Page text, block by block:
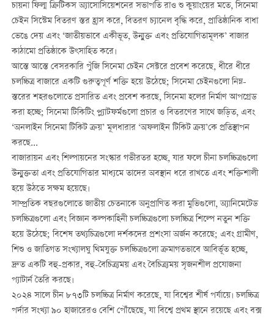
চায়না ফিল্ম ক্রিটিকস অ্যাসোসিয়েশনের সভাপতি রাও শু কুয়াংয়ের মতে, সিনেমা
চেইন সিস্টেম বিতরণ স্তর হ্রাস করে, বিতরণ চ্যানেল বৃদ্ধি করে, প্রাতিষ্ঠানিক বাধা
ভেঙে দেয় এবং ‘জাতীয়ভাবে একীভূত, উন্মুক্ত এবং প্রতিযোগিতামূলক’ বাজার
কাঠামো প্রতিষ্ঠাকে উৎসাহিত করে।
আস্তে আস্তে বেসরকারি পুঁজি সিনেমা চেইন সেক্টরে প্রবেশ করেছে, ধীরে ধীরে
চলচ্চিত্র বাজারে একটি গুরুত্বপূর্ণ শক্তি হয়ে উঠেছে; সিনেমা চেইনগুলো নিম্ন-
স্তরের শহরগুলোতে প্রসারিত এবং প্রবেশ করছে, সিনেমা হলের নির্মাণ আপগ্রেড
করা হচ্ছে; সিনেমা টিকিটিং প্ল্যাটফর্মগুলো প্রচার ও বিতরণের সাথে জড়িত, এবং
‘অনলাইন সিনেমা টিকিট ক্রয়’ মূলধারার ‘অফলাইন টিকিট ক্রয়’কে প্রতিস্থাপন
করছে...
বাজারায়ন এবং শিল্পায়নের সংস্কার গভীরতর হচ্ছে, যার ফলে চীনা চলচ্চিত্রগুলো
উন্মুক্ততা এবং প্রতিযোগিতার মাধ্যমে তাদের অবস্থান ধরে রাখতে এবং শক্তিশালী
হয়ে উঠতে সক্ষম হয়েছে।
সাম্প্রতিক বছরগুলোতে জাতীয় চেতনাকে অনুপ্রাণিত করা মুভিগুলো, অ্যানিমেটেড
চলচ্চিত্রগুলো এবং বিজ্ঞান কল্পকাহিনী চলচ্চিত্রগুলো চলচ্চিত্র শিল্পে নতুন শক্তি
হয়ে উঠেছে; বিশেষ তথ্যচিত্রগুলো দর্শকদের প্রশংসা অর্জন করেছে; এবং গ্রামীণ,
শিশু ও জাতিগত সংখ্যালঘু থিমযুক্ত চলচ্চিত্রগুলো ক্রমাগতভাবে আবির্ভূত হচ্ছে,
দ্রুত একটি বহু-প্রকার, বহু-বৈচিত্র্যময় এবং বৈচিত্র্যময় সৃজনশীল প্রযোজনা
প্যাটার্ন তৈরি করছে।
২০২৪ সালে চীন ৮৭৩টি চলচ্চিত্র নির্মাণ করেছে, যা বিশ্বের শীর্ষ পর্যায়ে। চলচ্চিত্র
পর্দার সংখ্যা ৯০ হাজারেরও বেশি পৌঁছেছে, যা বিশ্বে প্রথম স্থানে রয়েছে এবং বক্স